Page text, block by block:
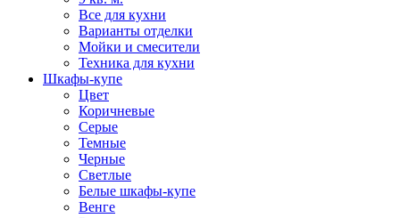
Все для кухни
Варианты отделки
Мойки и смесители
Техника для кухни
Шкафы-купе
Цвет
Коричневые
Серые
Темные
Черные
Светлые
Белые шкафы-купе
Венге